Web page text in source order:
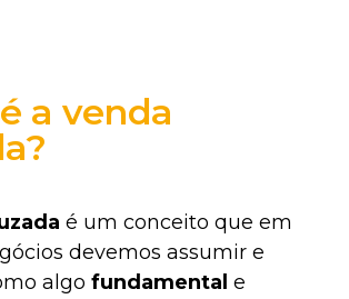
a venda
é um conceito que em
devemos assumir e
algo fundamental e